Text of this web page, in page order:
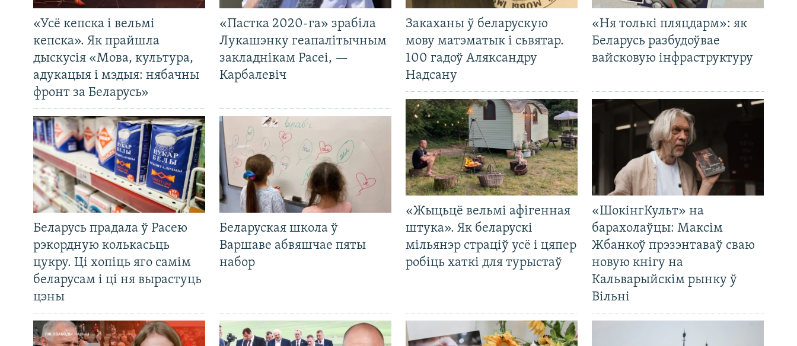
«Усё кепска і вельмі
кепска». Як прайшла
дыскусія «Мова, культура,
адукацыя і мэдыя: нябачны
фронт за Беларусь»
«Пастка 2020-га» зрабіла
Лукашэнку геапалітычным
закладнікам Расеі, —
Карбалевіч
Беларусь прадала ў Расею
рэкордную колькасьць
цукру. Ці хопіць яго самім
беларусам і ці ня вырастуць
цэны
Беларуская школа ў
Варшаве абвяшчае пяты
набор
Закаханы ў беларускую
мову матэматык і сьвятар.
100 гадоў Аляксандру
Надсану
«Ня толькі пляцдарм»: як
Беларусь разбудоўвае
вайсковую інфраструктуру
«Жыцьцё вельмі афігенная
штука». Як беларускі
мільянэр страціў усё і цяпер
робіць хаткі для турыстаў
«ШокінгКульт» на
барахолаўцы: Максім
Жбанкоў прэзэнтаваў сваю
новую кнігу на
Кальварыйскім рынку ў
Вільні